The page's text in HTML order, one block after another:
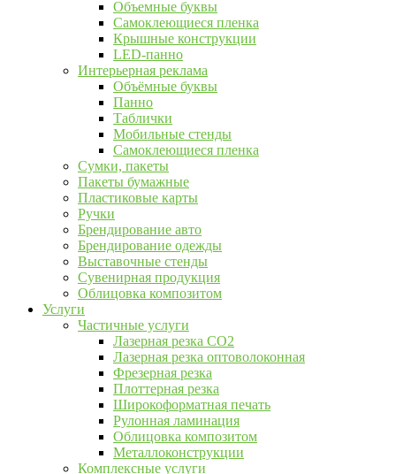
Объемные буквы
Самоклеющиеся пленка
Крышные конструкции
LED-панно
Интерьерная реклама
Объёмные буквы
Панно
Таблички
Мобильные стенды
Самоклеющиеся пленка
Сумки, пакеты
Пакеты бумажные
Пластиковые карты
Ручки
Брендирование авто
Брендирование одежды
Выставочные стенды
Сувенирная продукция
Облицовка композитом
Услуги
Частичные услуги
Лазерная резка CO2
Лазерная резка оптоволоконная
Фрезерная резка
Плоттерная резка
Широкоформатная печать
Рулонная ламинация
Облицовка композитом
Металлоконструкции
Комплексные услуги